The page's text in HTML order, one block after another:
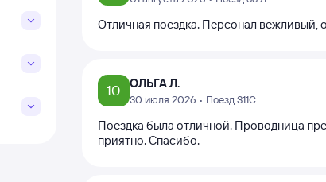
Отличная поездка. Персонал вежливый,
10 ОЛЬГА Л.
30 июля 2026 • Поезд 311С
Поездка была отличной. Проводница
приятно. Спасибо.